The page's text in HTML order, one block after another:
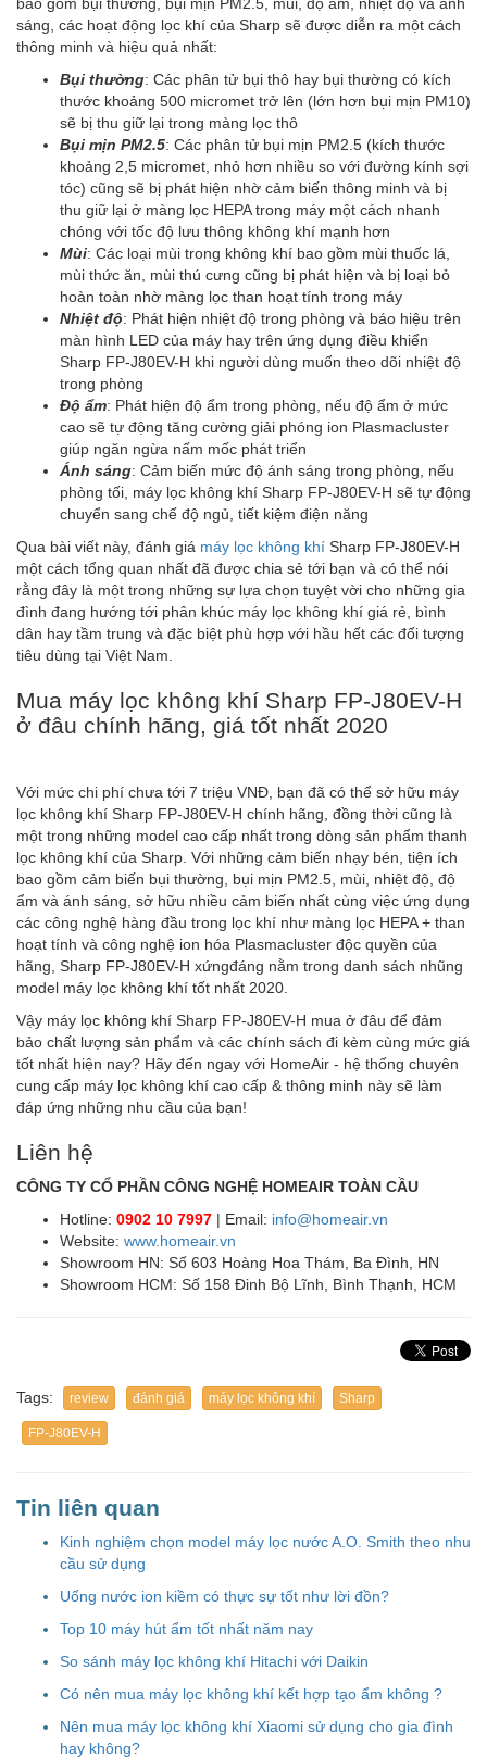
sáng, các hoạt động lọc khí của Sharp sẽ được diễn ra một cách
thông minh và hiệu quả nhất:
Bụi thường: Các phân tử bụi thô hay bụi thường có kích
thước khoảng 500 micromet trở lên (lớn hơn bụi mịn PM10)
sẽ bị thu giữ lại trong màng lọc thô
Bụi mịn PM2.5: Các phân tử bụi mịn PM2.5 (kích thước
khoảng 2,5 micromet, nhỏ hơn nhiều so với đường kính sợi
tóc) cũng sẽ bị phát hiện nhờ cảm biến thông minh và bị
thu giữ lại ở màng lọc HEPA trong máy một cách nhanh
chóng với tốc độ lưu thông không khí mạnh hơn
Mùi: Các loại mùi trong không khí bao gồm mùi thuốc lá,
mùi thức ăn, mùi thú cưng cũng bị phát hiện và bị loại bỏ
hoàn toàn nhờ màng lọc than hoạt tính trong máy
Nhiệt độ: Phát hiện nhiệt độ trong phòng và báo hiệu trên
màn hình LED của máy hay trên ứng dụng điều khiển
Sharp FP-J80EV-H khi người dùng muốn theo dõi nhiệt độ
trong phòng
Độ ẩm: Phát hiện độ ẩm trong phòng, nếu độ ẩm ở mức
cao sẽ tự động tăng cường giải phóng ion Plasmacluster
giúp ngăn ngừa nấm mốc phát triển
Ánh sáng: Cảm biến mức độ ánh sáng trong phòng, nếu
phòng tối, máy lọc không khí Sharp FP-J80EV-H sẽ tự động
chuyển sang chế độ ngủ, tiết kiệm điện năng
Qua bài viết này, đánh giá máy lọc không khí Sharp FP-J80EV-H
một cách tổng quan nhất đã được chia sẻ tới bạn và có thể nói
rằng đây là một trong những sự lựa chọn tuyệt vời cho những gia
đình đang hướng tới phân khúc máy lọc không khí giá rẻ, bình
dân hay tầm trung và đặc biệt phù hợp với hầu hết các đối tượng
tiêu dùng tại Việt Nam.
Mua máy lọc không khí Sharp FP-J80EV-H
ở đâu chính hãng, giá tốt nhất 2020
Với mức chi phí chưa tới 7 triệu VNĐ, bạn đã có thể sở hữu máy
lọc không khí Sharp FP-J80EV-H chính hãng, đồng thời cũng là
một trong những model cao cấp nhất trong dòng sản phẩm thanh
lọc không khí của Sharp. Với những cảm biến nhạy bén, tiện ích
bao gồm cảm biến bụi thường, bụi mịn PM2.5, mùi, nhiệt độ, độ
ẩm và ánh sáng, sở hữu nhiều cảm biến nhất cùng việc ứng dụng
các công nghệ hàng đầu trong lọc khí như màng lọc HEPA + than
hoạt tính và công nghệ ion hóa Plasmacluster độc quyền của
hãng, Sharp FP-J80EV-H xứngđáng nằm trong danh sách nhũng
model máy lọc không khí tốt nhất 2020.
Vậy máy lọc không khí Sharp FP-J80EV-H mua ở đâu để đảm
bảo chất lượng sản phẩm và các chính sách đi kèm cùng mức giá
tốt nhất hiện nay? Hãy đến ngay với HomeAir - hệ thống chuyên
cung cấp máy lọc không khí cao cấp & thông minh này sẽ làm
đáp ứng những nhu cầu của bạn!
Liên hệ
CÔNG TY CỔ PHẦN CÔNG NGHỆ HOMEAIR TOÀN CẦU
Hotline: 0902 10 7997 | Email: info@homeair.vn
Website: www.homeair.vn
Showroom HN: Số 603 Hoàng Hoa Thám, Ba Đình, HN
Showroom HCM: Số 158 Đinh Bộ Lĩnh, Bình Thạnh, HCM
Tags: review đánh giá máy lọc không khí Sharp
FP-J80EV-H
Tin liên quan
Kinh nghiệm chọn model máy lọc nước A.O. Smith theo nhu
cầu sử dụng
Uống nước ion kiềm có thực sự tốt như lời đồn?
Top 10 máy hút ẩm tốt nhất năm nay
So sánh máy lọc không khí Hitachi với Daikin
Có nên mua máy lọc không khí kết hợp tạo ẩm không ?
Nên mua máy lọc không khí Xiaomi sử dụng cho gia đình
hay không?